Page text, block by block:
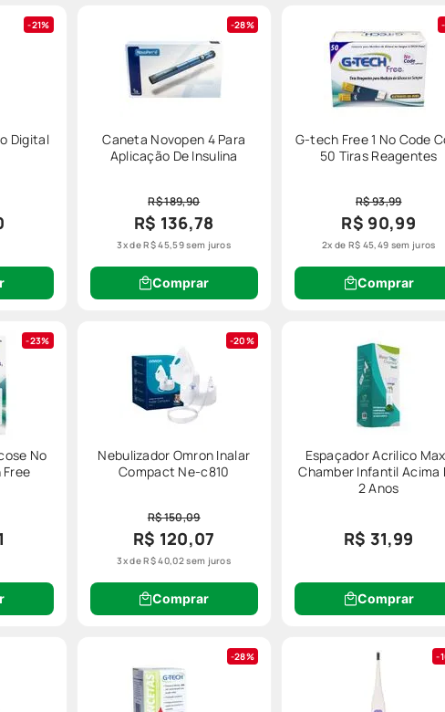
21%
Digital
28%
Caneta Novopen 4 Para
Aplicação De Insulina
R$ 189,90
R$ 136,78
3x deR$45,59sem juros
Comprar
G-tech Free 1 No Code
50 Tiras Reagentes
R$ 93,99
R$ 90,99
2x de R$ 45,49 sem juros
Comprar
23%
No
20%
Nebulizador Omron Inalar
Compact Ne-c810
R$ 150,09
R$ 120,07
3x deR$40,02sem juros
Comprar
Espaçador Acrilico
Chamber Infantil Acima
2 Anos
R$ 31,99
Comprar
28%